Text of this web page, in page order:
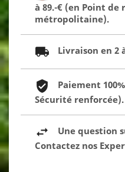
à 89.-€ (en Point
métropolitaine).
Livraison en 2
Paiement
Sécurité renforcée).
Une question
Contactez nos